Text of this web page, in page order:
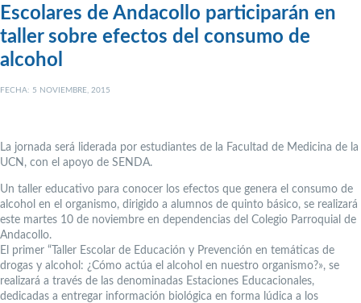
Escolares de Andacollo participarán en
taller sobre efectos del consumo de
alcohol
FECHA: 5 NOVIEMBRE, 2015
La jornada será liderada por estudiantes de la Facultad de Medicina de la
UCN, con el apoyo de SENDA.
Un taller educativo para conocer los efectos que genera el consumo de
alcohol en el organismo, dirigido a alumnos de quinto básico, se realizará
este martes 10 de noviembre en dependencias del Colegio Parroquial de
Andacollo.
El primer “Taller Escolar de Educación y Prevención en temáticas de
drogas y alcohol: ¿Cómo actúa el alcohol en nuestro organismo?», se
realizará a través de las denominadas Estaciones Educacionales,
dedicadas a entregar información biológica en forma lúdica a los